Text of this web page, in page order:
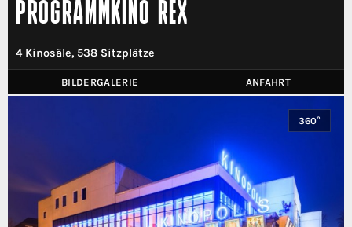
PROGRAMMKINO REX
4 Kinosäle, 538 Sitzplätze
BILDERGALERIE ANFAHRT
360°